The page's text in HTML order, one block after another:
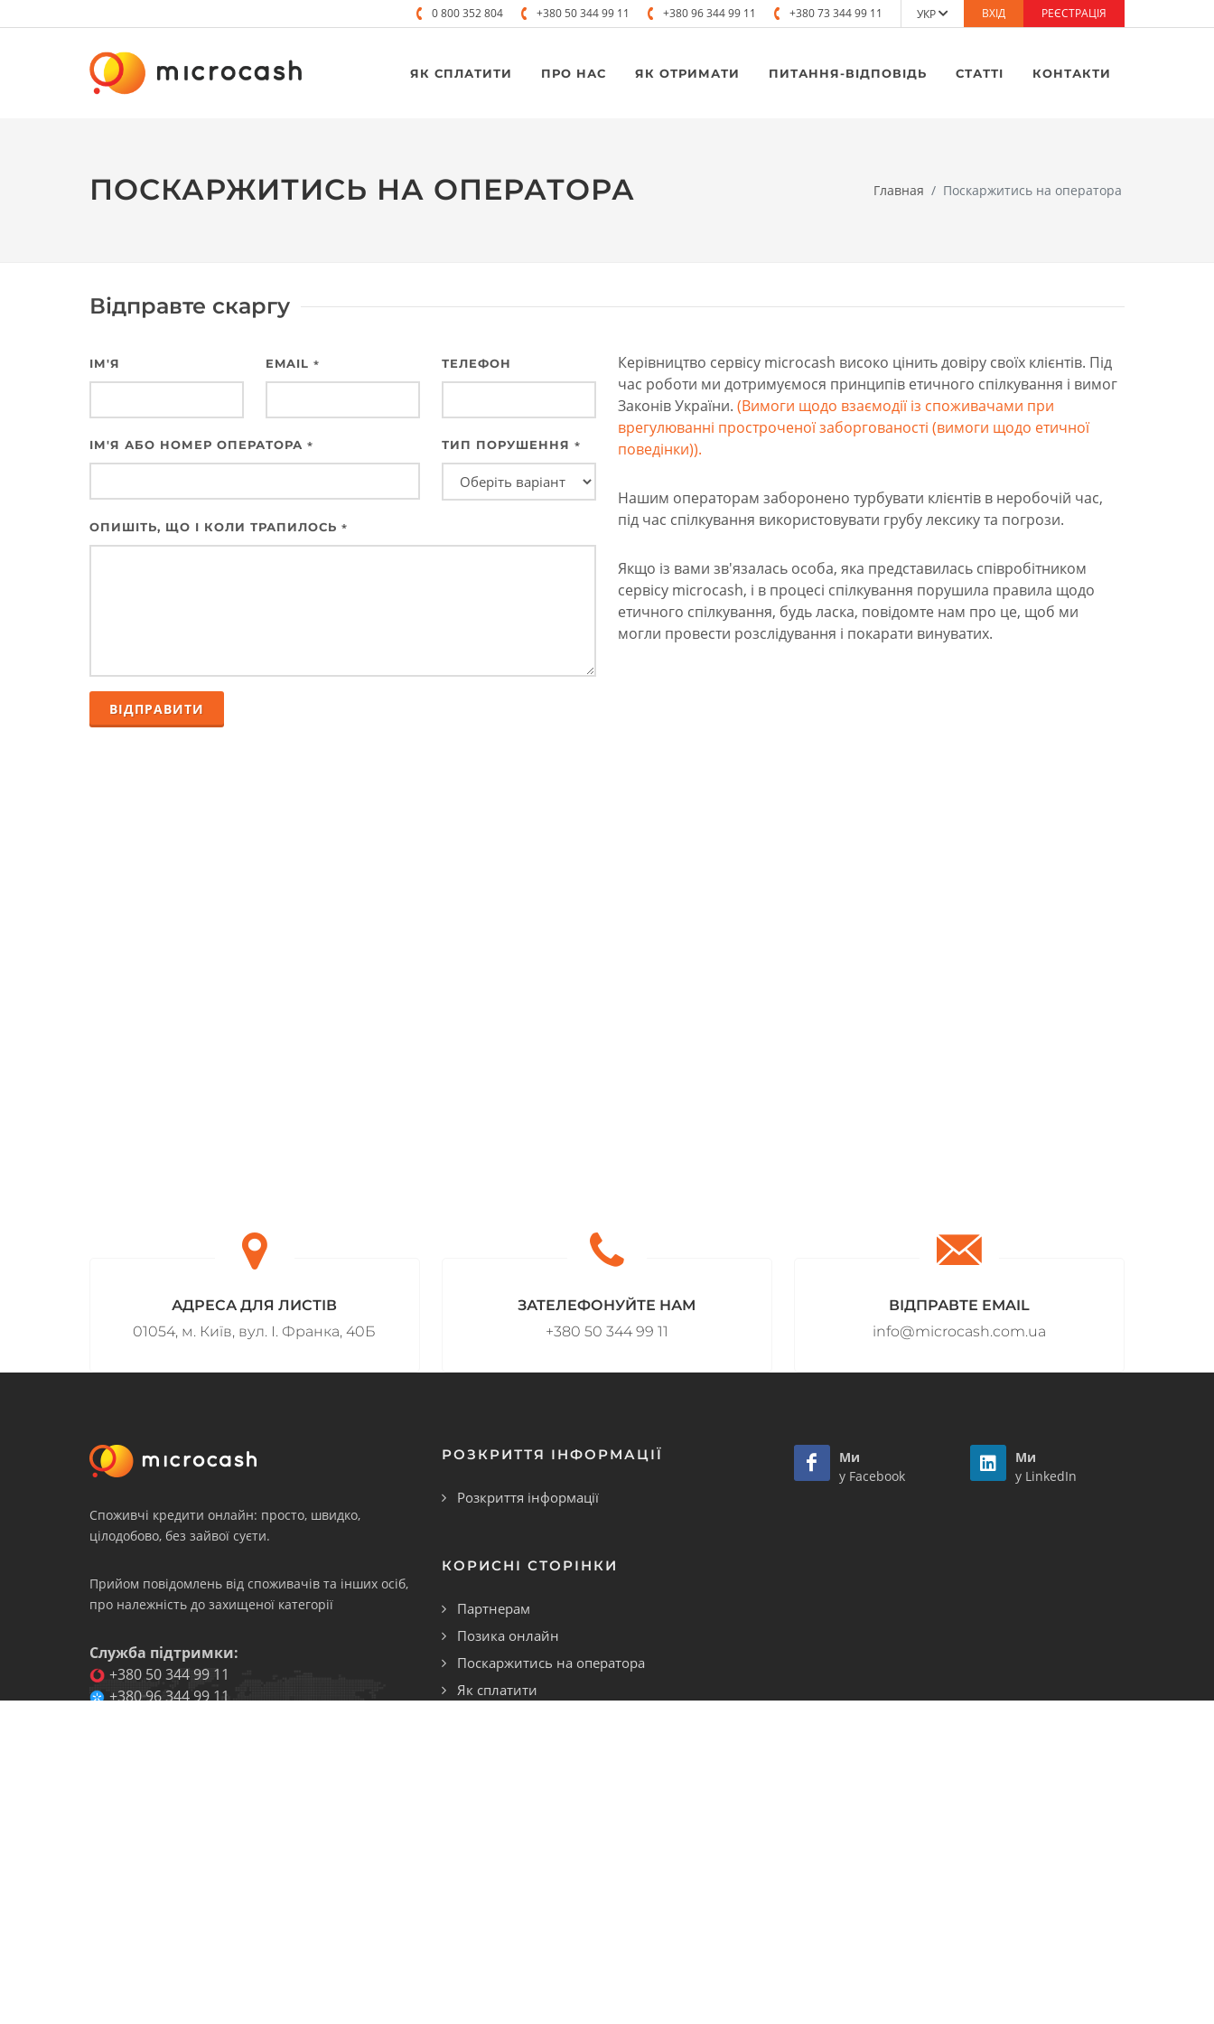
0 800 352 804 +380 50 344 99 11 +380 96 344 99 11 +380 73 344 99 11 УКР ВХІД РЕЄСТРАЦІЯ
ЯК СПЛАТИТИ ПРО НАС ЯК ОТРИМАТИ ПИТАННЯ-ВІДПОВІДЬ СТАТТІ КОНТАКТИ
ПОСКАРЖИТИСЬ НА ОПЕРАТОРА Главная Поскаржитись на оператора
Відправте скаргу
ІМ'Я EMAIL * ТЕЛЕФОН
ІМ'Я АБО НОМЕР ОПЕРАТОРА * ТИП ПОРУШЕННЯ *
ОПИШІТЬ, ЩО І КОЛИ ТРАПИЛОСЬ *
ВІДПРАВИТИ
Керівництво сервісу microcash високо цінить довіру своїх клієнтів. Під
час роботи ми дотримуємося принципів етичного спілкування і вимог
Законів України. (Вимоги щодо взаємодії із споживачами при
врегулюванні простроченої заборгованості (вимоги щодо етичної
поведінки)).
Нашим операторам заборонено турбувати клієнтів в неробочій час,
під час спілкування використовувати грубу лексику та погрози.
Якщо із вами зв'язалась особа, яка представилась співробітником
сервісу microcash, і в процесі спілкування порушила правила щодо
етичного спілкування, будь ласка, повідомте нам про це, щоб ми
могли провести розслідування і покарати винуватих.
АДРЕСА ДЛЯ ЛИСТІВ
01054, м. Київ, вул. І. Франка, 40Б
ЗАТЕЛЕФОНУЙТЕ НАМ
+380 50 344 99 11
ВІДПРАВТЕ EMAIL
info@microcash.com.ua
Споживчі кредити онлайн: просто, швидко,
цілодобово, без зайвої суєти.
Прийом повідомлень від споживачів та інших осіб,
про належність до захищеної категорії
Служба підтримки:
+380 50 344 99 11
+380 96 344 99 11
РОЗКРИТТЯ ІНФОРМАЦІЇ
Розкриття інформації
КОРИСНІ СТОРІНКИ
Партнерам
Позика онлайн
Поскаржитись на оператора
Як сплатити
Ми
у Facebook
Ми
у LinkedIn